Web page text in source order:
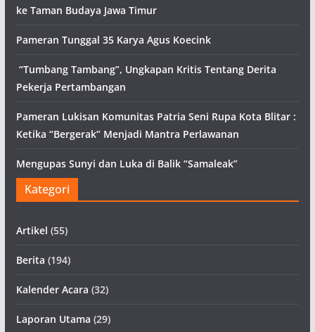
ke Taman Budaya Jawa Timur
Pameran Tunggal 35 Karya Agus Koecink
“Tumbang Tambang”, Ungkapan Kritis Tentang Derita
Pekerja Pertambangan
Pameran Lukisan Komunitas Patria Seni Rupa Kota Blitar :
Ketika “Bergerak” Menjadi Mantra Perlawanan
Mengupas Sunyi dan Luka di Balik “Samaleak”
Kategori
Artikel (55)
Berita (194)
Kalender Acara (32)
Laporan Utama (29)